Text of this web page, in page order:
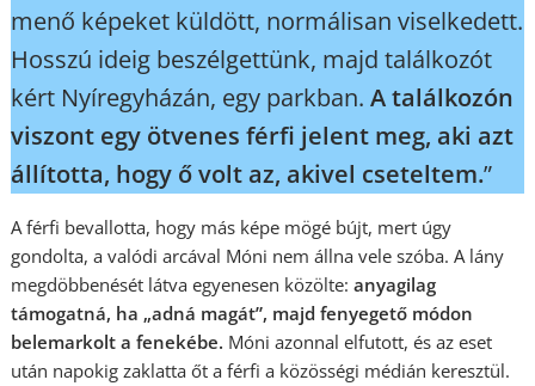
menő képeket küldött, normálisan viselkedett.
Hosszú ideig beszélgettünk, majd találkozót
kért Nyíregyházán, egy parkban.A találkozón
viszont egy ötvenes férfi jelent meg, aki azt
állította, hogy ő volt az, akivel cseteltem.”
A férfi bevallotta, hogy más képe mögé bújt, mert úgy
gondolta, a valódi arcával Móni nem állna vele szóba. A lány
megdöbbenését látva egyenesen közölte:anyagilag
támogatná, ha „adná magát”, majd fenyegető módon
belemarkolt a fenekébe. Móni azonnal elfutott, és az eset
után napokig zaklatta őt a férfi a közösségi médián keresztül.